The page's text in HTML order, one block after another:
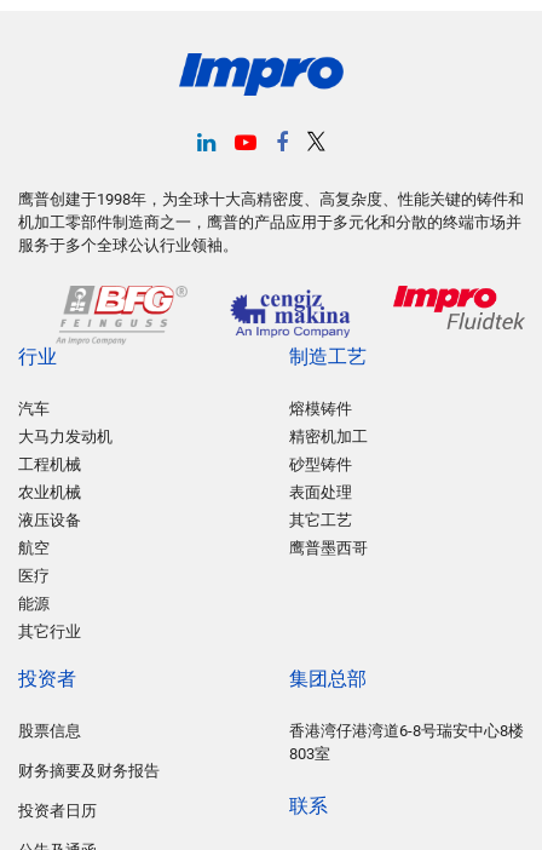
鹰普创建于1998年，为全球十大高精密度、高复杂度、性能关键的铸件和
机加工零部件制造商之一，鹰普的产品应用于多元化和分散的终端市场并
服务于多个全球公认行业领袖。
行业
汽车
大马力发动机
工程机械
农业机械
液压设备
航空
医疗
能源
其它行业
制造工艺
熔模铸件
精密机加工
砂型铸件
表面处理
其它工艺
鹰普墨西哥
投资者
股票信息
财务摘要及财务报告
投资者日历
集团总部
香港湾仔港湾道6-8号瑞安中心8楼
803室
联系